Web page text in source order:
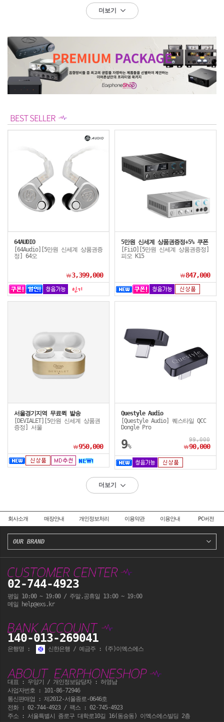
더보기
64AUDIO
[64Audio][5만원 신세계 상품권증
정] 64오
￦3,399,000
5만원 신세계 상품권증정+5% 쿠폰
[FiiO][5만원 신세계 상품권증정]
피오 K15
￦847,000
서울경기지역 무료퀵 발송
[DEVIALET][5만원 신세계 상품권
증정] 서울
￦950,000
Questyle Audio
[Questyle Audio] 퀘스타일 QCC
Dongle Pro
9%
99,000
￦90,000
더보기
회사소개 매장안내 개인정보처리 이용약관 이용안내 PC버전
OUR BRAND
02-744-4923
평일 10:00 ~ 19:00 / 주말,공휴일 13:00 ~ 19:00
메일 help@exs.kr
140-013-269041
은행명 : 신한은행 / 예금주 : (주)이엑스에스
대표 : 우양기 / 개인정보담당자 : 허영남
사업자번호 : 101-86-72946
통신판매업 : 제2012-서울종로-0646호
전화 :02-744-4923/ 팩스 : 02-745-4923
주소 : 서울특별시 종로구 대학로10길 16(동숭동) 이엑스에스빌딩 2층